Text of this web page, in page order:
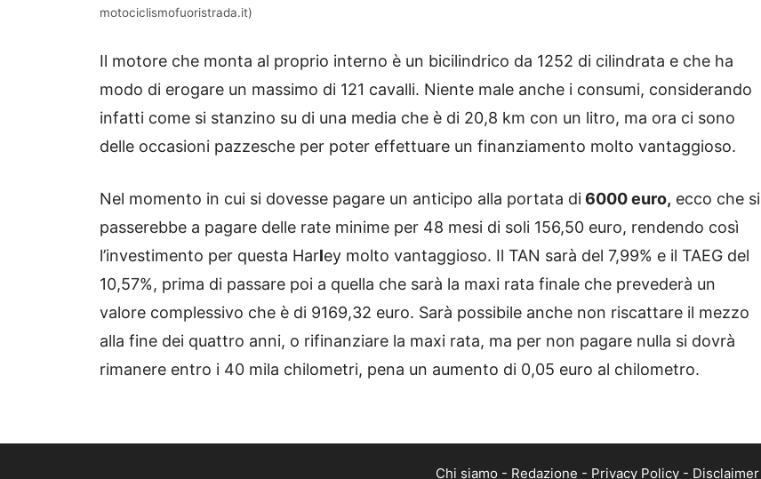
motociclismofuoristrada.it)
Il motore che monta al proprio interno è un bicilindrico da 1252 di cilindrata e che ha
modo di erogare un massimo di 121 cavalli. Niente male anche i consumi, considerando
infatti come si stanzino su di una media che è di 20,8 km con un litro, ma ora ci sono
delle occasioni pazzesche per poter effettuare un finanziamento molto vantaggioso.
Nel momento in cui si dovesse pagare un anticipo alla portata di6000 euro, ecco che si
passerebbe a pagare delle rate minime per 48 mesi di soli 156,50 euro, rendendo così
l’investimento per questa Harley molto vantaggioso. Il TAN sarà del 7,99% e il TAEG del
10,57%, prima di passare poi a quella che sarà la maxi rata finale che prevederà un
valore complessivo che è di 9169,32 euro. Sarà possibile anche non riscattare il mezzo
alla fine dei quattro anni, o rifinanziare la maxi rata, ma per non pagare nulla si dovrà
rimanere entro i 40 mila chilometri, pena un aumento di 0,05 euro al chilometro.
Chi siamo - Redazione - Privacy Policy - Disclaimer